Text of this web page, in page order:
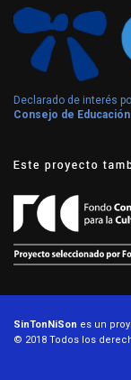
Declarado de interés
Consejo de
SinTonNiSon es un
© 2018 Todos los